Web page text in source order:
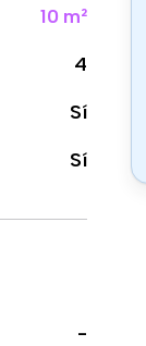
10 m²
4
Sí
Sí
-